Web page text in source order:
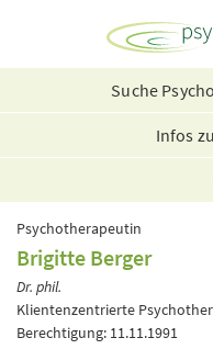
Suche
Infos
Psychotherapeutin
Brigitte Berger
Dr. phil.
Klientenzentrierte
Berechtigung: 11.11.1991